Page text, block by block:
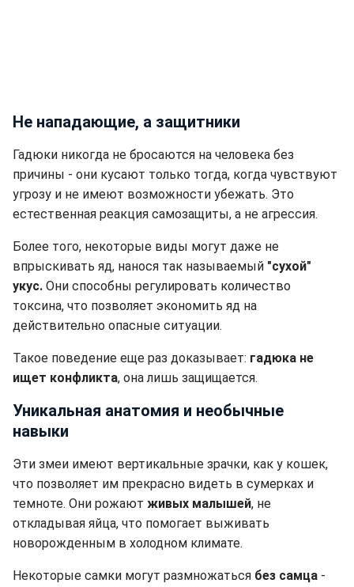
Не нападающие, а защитники
Гадюки никогда не бросаются на человека без
причины - они кусают только тогда, когда чувствуют
угрозу и не имеют возможности убежать. Это
естественная реакция самозащиты, а не агрессия.
Более того, некоторые виды могут даже не
впрыскивать яд, нанося так называемый "сухой"
укус. Они способны регулировать количество
токсина, что позволяет экономить яд на
действительно опасные ситуации.
Такое поведение еще раз доказывает: гадюка не
ищет конфликта, она лишь защищается.
Уникальная анатомия и необычные
навыки
Эти змеи имеют вертикальные зрачки, как у кошек,
что позволяет им прекрасно видеть в сумерках и
темноте. Они рожают живых малышей, не
откладывая яйца, что помогает выживать
новорожденным в холодном климате.
Некоторые самки могут размножаться без самца -